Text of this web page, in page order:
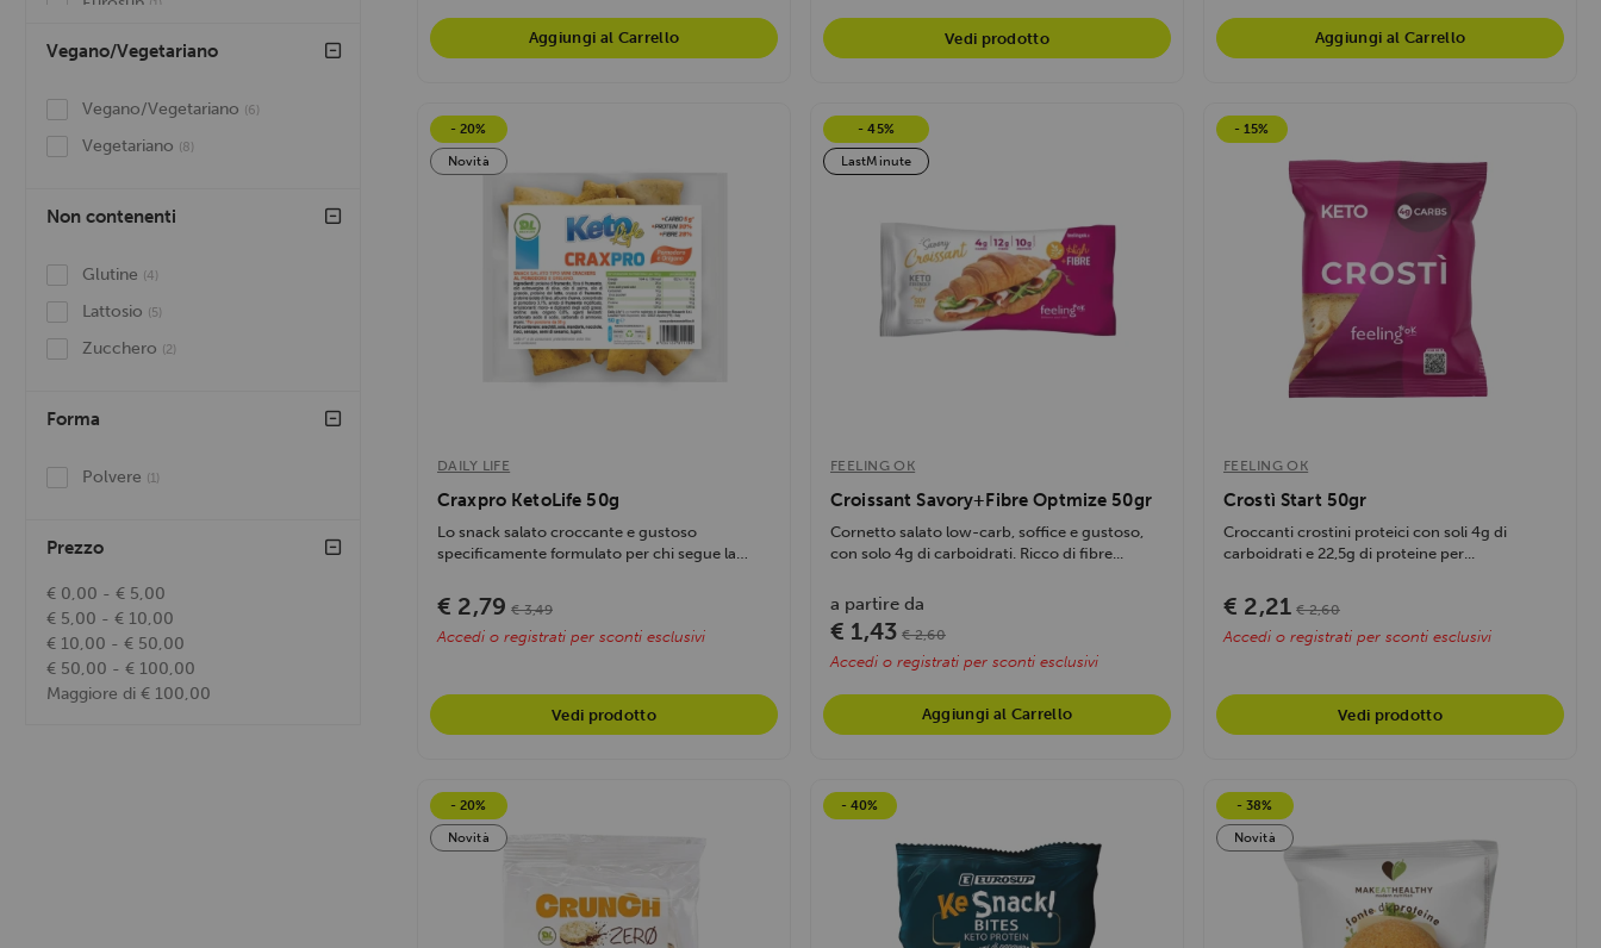
(1)
Feeling Ok (6)
Why Nature(1)
Bewheat(1)
CiaoCarb (4)
Vegano/Vegetariano
Vegano/Vegetariano (6)
Vegetariano (8)
Non contenenti
Glutine (4)
Lattosio (5)
Zucchero (2)
Forma
Polvere (1)
Prezzo
€ 0,00 - € 5,00
€ 5,00 - € 10,00
€ 10,00 - € 50,00
€ 50,00 - € 100,00
Maggiore di € 100,00
Aggiungi al Carrello Vedi prodotto Aggiungi al Carrello
- 20%
Novità
DAILY LIFE
Craxpro KetoLife 50g
Lo snack salato croccante e gustoso
specificamente formulato per chi segue la
€ 2,79 € 3,49
Accedi o registrati per sconti esclusivi
Vedi prodotto
- 45%
LastMinute
FEELING OK
Croissant Savory+Fibre Optmize 50gr
Cornetto salato low-carb, soffice e gustoso,
con solo 4g di carboidrati. Ricco di fibre...
a partire da
€ 1,43 € 2,60
Accedi o registrati per sconti esclusivi
Aggiungi al Carrello
- 15%
FEELING OK
Crostì Start 50gr
Croccanti crostini proteici con soli 4g di
carboidrati e 22,5g di proteine per...
€ 2,21 € 2,60
Accedi o registrati per sconti esclusivi
Vedi prodotto
- 20%
Novità
- 40% - 38%
Novità